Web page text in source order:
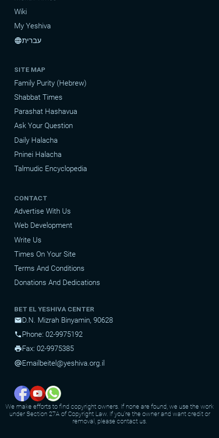
Wiki
My Yeshiva
languageעברית
SITE MAP
Family Purity (Hebrew)
Shabbat Times
Parashat Hashavua
Ask Your Question
Daily Halacha
Pninei Halacha
Talmudic Encyclopedia
CONTACT
Advertise With Us
Web Development
Write Us
Times On Your Site
Terms And Conditions
Donations And Dedications
BET EL YESHIVA CENTER
mailD.N. Mizrah Binyamin, 90628
phonePhone: 02-9975192
printFax: 02-9975385
alternate_emailEmail beitel@yeshiva.org.il
We make efforts to find copyright owners. If none are found, we use the work
under Section 27A of Copyright Law. If you're the owner and want credit or
removal, please contact us.